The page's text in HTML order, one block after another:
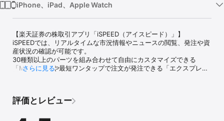
iPhone、iPad、Apple Watch
【楽天証券の株取引アプリ「iSPEED（アイスピード）」】
iSPEEDでは、リアルタイムな市況情報やニュースの閲覧、発注や資
産状況の確認が可能です。
30種類以上のパーツを組み合わせて自由にカスタマイズできる
「My Page」や最短ワンタップで注文が発注できる「エクスプレス
ート」など便利な機能付き！
【主な機能】
さらに見る
評価とレビュー